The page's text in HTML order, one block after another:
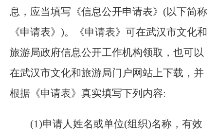
息，应当填写《信息公开申请表》(以下简称
《申请表》)。《申请表》可在武汉市文化和
旅游局政府信息公开工作机构领取，也可以
在武汉市文化和旅游局门户网站上下载，并
根据《申请表》真实填写下列内容:
(1)申请人姓名或单位(组织)名称，有效